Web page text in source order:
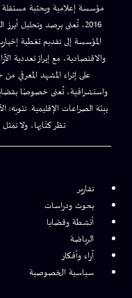
2016، تُعنى برصد وتحليل
المؤسسة إلى تقديم تغطية
والاقتصادية، مع إبراز تعددية
على إثراء المشهد المعرفي
واستشرافية، تُعنى خصوصًا بقضايا
بيئة الصراعات الإقليمية.
نظر كتّابها، ولا
تقارير
بحوث ودراسات
أنشطة وقضايا
الرياضة
آراء وأفكار
سياسية الخصوصية